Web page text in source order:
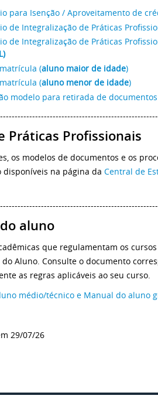
para Isenção / Aproveitamento de
de Integralização de Práticas
de Integralização de Práticas
(aluno maior de idade)
(aluno menor de idade)
modelo para retirada de documentos
Práticas Profissionais
os modelos de documentos e os
disponíveis na página da Central de
aluno
que regulamentam os cursos
Aluno. Consulte o documento
as regras aplicáveis ao seu curso.
médio/técnico e Manual do aluno
29/07/26